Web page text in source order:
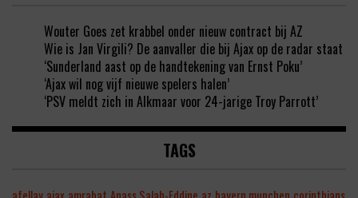
Wouter Goes zet krabbel onder nieuw contract bij AZ
Wie is Jan Virgili? De aanvaller die bij Ajax op de radar staat
‘Sunderland aast op de handtekening van Ernst Poku’
‘Ajax wil nog vijf nieuwe spelers halen’
‘PSV meldt zich in Alkmaar voor 24-jarige Troy Parrott’
TAGS